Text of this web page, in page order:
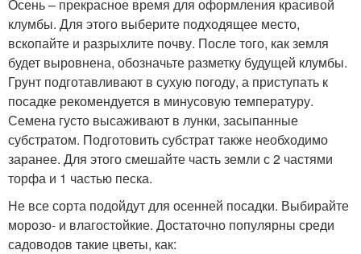
Осень – прекрасное время для оформления красивой
клумбы. Для этого выберите подходящее место,
вскопайте и разрыхлите почву. После того, как земля
будет выровнена, обозначьте разметку будущей клумбы.
Грунт подготавливают в сухую погоду, а приступать к
посадке рекомендуется в минусовую температуру.
Семена густо высаживают в лунки, засыпанные
субстратом. Подготовить субстрат также необходимо
заранее. Для этого смешайте часть земли с 2 частями
торфа и 1 частью песка.
Не все сорта подойдут для осенней посадки. Выбирайте
морозо- и влагостойкие. Достаточно популярны среди
садоводов такие цветы, как: